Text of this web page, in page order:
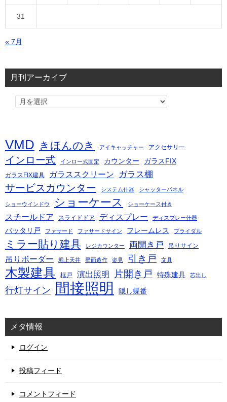
31
« 7月
月刊アーカイブ
VMD きほんのき アイキャッチャー アクセサリー
インロー式 インロー式固定 カウンター ガラスFIX
ガラスFIX建具 ガラススクリーン ガラス棚
サービスカウンター システム什器 シャッターパネル
ショーウインドウ ショーケース ショーケース付き
スチールドア スライドドア ディスプレー ディスプレー什器
バッタリ戸 ファサード ファサードサイン フレームレス ブライダル
ミラー貼り建具 レジカウンター 両開き戸 吊りサイン
吊りボーダー 堀上天井 壁面造作 姿見 引き戸 文具
木製建具 框戸 演出照明 片開き戸 特殊建具 芯出し
行灯サイン 間接照明 隠し蝶番
メタ情報
ログイン
投稿フィード
コメントフィード